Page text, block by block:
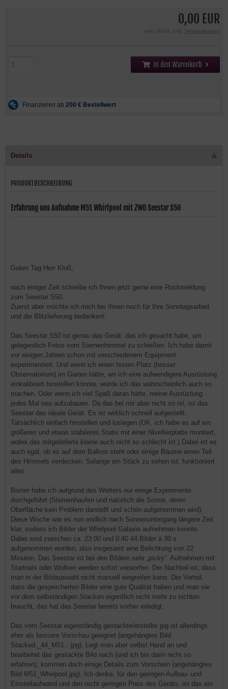
0,00 EUR
exkl. MwSt. zzgl. Versandkosten
In den Warenkorb
Details
PRODUKTBESCHREIBUNG
Erfahrung uns Aufnahme M51 Whirlpool mit ZWO Seestar S50
Guten Tag Herr Kloß,
nach einiger Zeit schreibe ich Ihnen jetzt gerne eine Rückmeldung
zum Seestar S50.
Zuerst aber möchte ich mich bei Ihnen noch für Ihre Sonntagsarbeit
und die Blitzlieferung bedanken!
Das Seestar S50 ist genau das Gerät, das ich gesucht habe, um
gelegentlich Fotos vom Sternenhimmel zu schießen. Ich habe damit
vor einigen Jahren schon mit verschiedenem Equipment
experimentiert. Und wenn ich einen festen Platz (besser
Observatorium) im Garten hätte, wo ich eine aufwendigere Ausrüstung
einkalibriert hinstellen könnte, würde ich das wahrscheinlich auch so
machen. Oder wenn ich viel Spaß daran hätte, meine Ausrüstung
jedes Mal neu aufzubauen. Da das bei mir aber nicht so ist, ist das
Seestar das ideale Gerät. Es ist wirklich schnell aufgestellt.
Tatsächlich einfach hinstellen und loslegen (OK, ich habe es auf ein
größeres und etwas stabileres Stativ mit einer Nivellierplatte montiert,
wobei das mitgelieferte kleine auch nicht so schlecht ist.) Dabei ist es
auch egal, ob es auf dem Balkon steht oder einige Bäume einen Teil
des Himmels verdecken. Solange ein Stück zu sehen ist, funktioniert
alles.
Bisher habe ich aufgrund des Wetters nur einige Experimente
durchgeführt (Sternenhaufen und natürlich die Sonne, deren
Oberfläche kein Problem darstellt und schön aufgenommen wird).
Diese Woche war es nun endlich nach Sonnenuntergang längere Zeit
klar, sodass ich Bilder der Whirlpool Galaxie aufnehmen konnte.
Dabei sind zwischen ca. 23:00 und 0:40 44 Bilder à 30 s
aufgenommen worden, also insgesamt eine Belichtung von 22
Minuten. Das Seestar ist bei den Bildern sehr „picky“. Aufnahmen mit
Startrails oder Wolken werden sofort verworfen. Der Nachteil ist, dass
man in der Bildauswahl nicht manuell eingreifen kann. Der Vorteil,
dass die gespeicherten Bilder eine gute Qualität haben und man sie
vor dem selbständigen Stacken eigentlich nicht mehr zu sichten
braucht, das hat das Seestar bereits vorher erledigt.
Das vom Seestar eigenständig gestackte/erstellte jpg ist allerdings
eher als bessere Vorschau geeignet (angehängtes Bild
Stacked._44_M51…jpg). Legt man aber selbst Hand an und
bearbeitet das gestackte Bild nach (und ich bin darin nicht so
erfahren), kommen doch einige Details zum Vorschein (angehängtes
Bild M51_Whirlpool.jpg). Ich denke, für den geringen Aufbau- und
Einstellaufwand und den recht geringen Preis des Geräts, ist das ein